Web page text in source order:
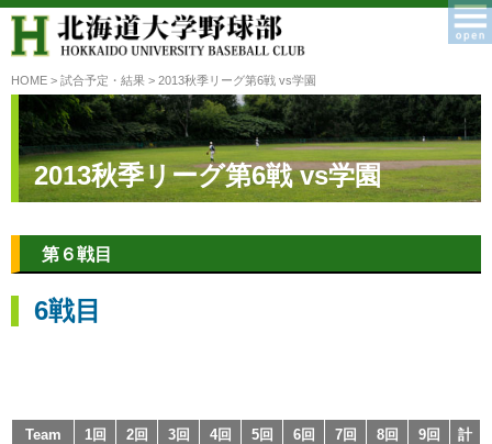
HOME > 試合予定・結果 > 2013秋季リーグ第6戦 vs学園
2013秋季リーグ第6戦 vs学園
第６戦目
6戦目
Team 1回 2回 3回 4回 5回 6回 7回 8回 9回
計